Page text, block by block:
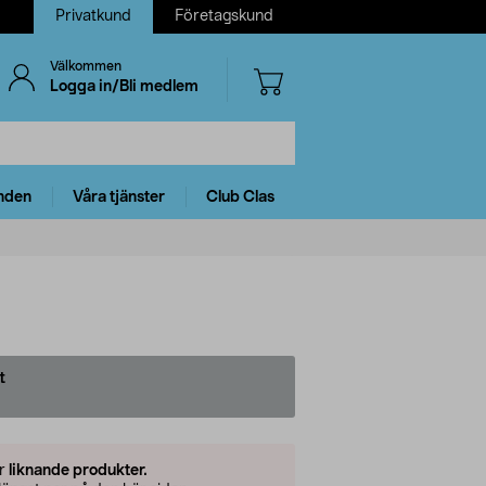
Privatkund Företagskund
Välkommen
Logga in/Bli medlem
Våra tjänster Club Clas
liknande produkter.